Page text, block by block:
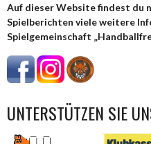
Auf dieser Website findest du
Spielberichten viele weitere
Spielgemeinschaft
UNTERSTÜTZEN SIE